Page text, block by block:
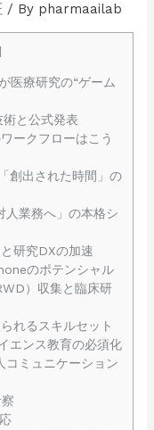
/ By pharmaailab
医療研究の“ゲーム
と公式発表
ークフローはこう
創出された時間」の
人業務へ」の本格シ
研究DXの加速
のポテンシャル
）収集と臨床研
れるスキルセット
エンス教育の必須化
コミュニケーション